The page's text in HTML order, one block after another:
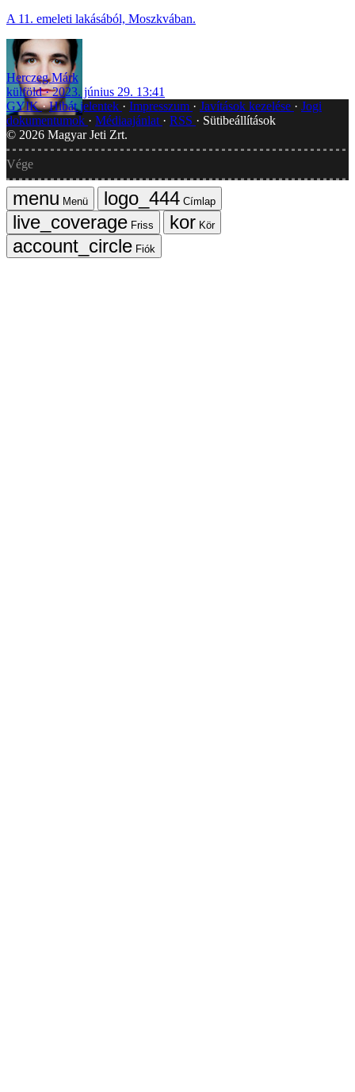
A 11. emeleti lakásából, Moszkvában.
Herczeg Márk
külföld
2023. június 29. 13:41
GYIK Hibát jelentek Impresszum Javítások kezelése
Jogi
dokumentumok
Médiaajánlat RSS
Sütibeállítások
© 2026 Magyar Jeti Zrt.
Vége
Menü
Címlap
Friss
Kör
Fiók